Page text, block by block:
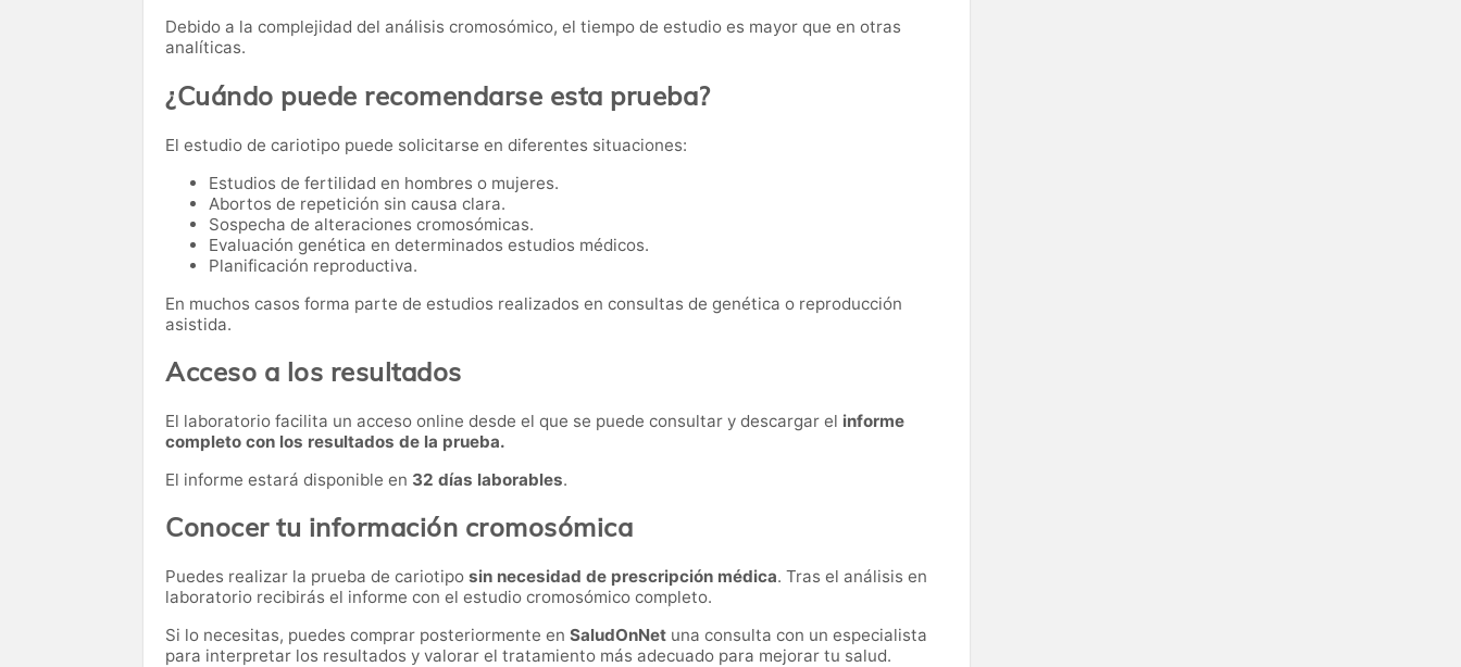
Debido a la complejidad del análisis cromosómico, el tiempo de estudio es mayor que en otras
analíticas.
¿Cuándo puede recomendarse esta prueba?
El estudio de cariotipo puede solicitarse en diferentes situaciones:
Estudios de fertilidad en hombres o mujeres.
Abortos de repetición sin causa clara.
Sospecha de alteraciones cromosómicas.
Evaluación genética en determinados estudios médicos.
Planificación reproductiva.
En muchos casos forma parte de estudios realizados en consultas de genética o reproducción
asistida.
Acceso a los resultados
El laboratorio facilita un acceso online desde el que se puede consultar y descargar el informe
completo con los resultados de la prueba.
El informe estará disponible en 32 días laborables.
Conocer tu información cromosómica
Puedes realizar la prueba de cariotipo sin necesidad de prescripción médica. Tras el análisis en
laboratorio recibirás el informe con el estudio cromosómico completo.
Si lo necesitas, puedes comprar posteriormente en SaludOnNet una consulta con un especialista
para interpretar los resultados y valorar el tratamiento más adecuado para mejorar tu salud.